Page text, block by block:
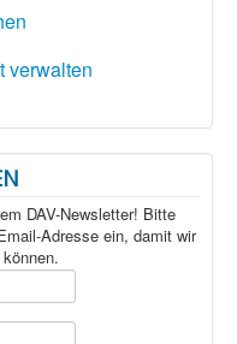
verwalten
DAV-Newsletter! Bitte
Adresse ein, damit wir